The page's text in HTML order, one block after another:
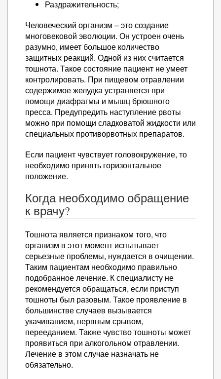
Раздражительность;
Человеческий организм – это создание
многовековой эволюции. Он устроен очень
разумно, имеет большое количество
защитных реакций. Одной из них считается
тошнота. Такое состояние пациент не умеет
контролировать. При пищевом отравлении
содержимое желудка устраняется при
помощи диафрагмы и мышц брюшного
пресса. Предупредить наступление рвоты
можно при помощи сладковатой жидкости или
специальных противорвотных препаратов.
Если пациент чувствует головокружение, то
необходимо принять горизонтальное
положение.
Когда необходимо обращение
к врачу?
Тошнота является признаком того, что
организм в этот момент испытывает
серьезные проблемы, нуждается в очищении.
Таким пациентам необходимо правильно
подобранное лечение. К специалисту не
рекомендуется обращаться, если приступ
тошноты был разовым. Такое проявление в
большинстве случаев вызывается
укачиванием, нервным срывом,
перееданием. Также чувство тошноты может
проявиться при алкогольном отравлении.
Лечение в этом случае назначать не
обязательно.